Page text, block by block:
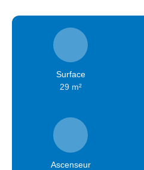
Surface
29 m²
Ascenseur